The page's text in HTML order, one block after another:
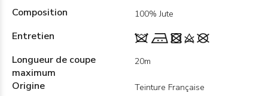
Composition 100% Jute
Entretien
Longueur de coupe
maximum
20m
Origine Teinture Française